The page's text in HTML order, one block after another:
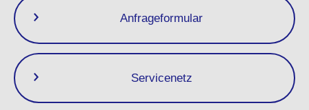
Anfrageformular
Servicenetz